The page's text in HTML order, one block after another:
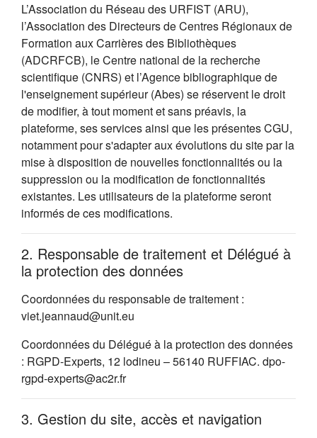
L’Association du Réseau des URFIST (ARU),
l’Association des Directeurs de Centres Régionaux de
Formation aux Carrières des Bibliothèques
(ADCRFCB), le Centre national de la recherche
scientifique (CNRS) et l’Agence bibliographique de
l'enseignement supérieur (Abes) se réservent le droit
de modifier, à tout moment et sans préavis, la
plateforme, ses services ainsi que les présentes CGU,
notamment pour s'adapter aux évolutions du site par la
mise à disposition de nouvelles fonctionnalités ou la
suppression ou la modification de fonctionnalités
existantes. Les utilisateurs de la plateforme seront
informés de ces modifications.
2. Responsable de traitement et Délégué à
la protection des données
Coordonnées du responsable de traitement :
viet.jeannaud@unit.eu
Coordonnées du Délégué à la protection des données
: RGPD-Experts, 12 lodineu – 56140 RUFFIAC. dpo-
rgpd-experts@ac2r.fr
3. Gestion du site, accès et navigation